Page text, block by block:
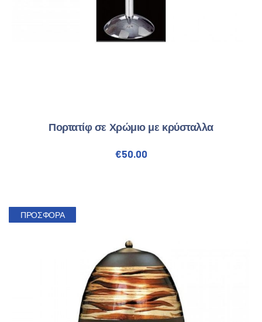
Πορτατίφ σε Χρώμιο με κρύσταλλα
€50.00
ΠΡΟΣΦΟΡΆ